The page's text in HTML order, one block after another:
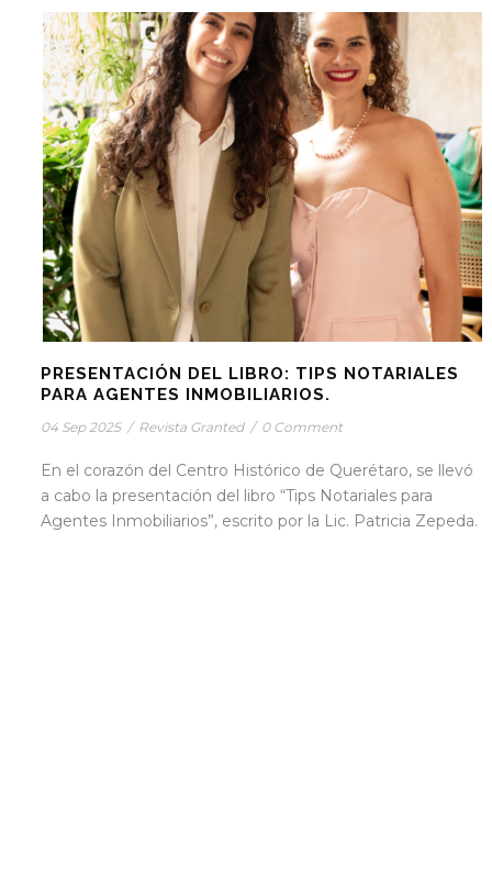
PRESENTACIÓN DEL LIBRO: TIPS NOTARIALES
PARA AGENTES INMOBILIARIOS.
04 Sep 2025 / Revista Granted / 0 Comment
En el corazón del Centro Histórico de Querétaro, se llevó
a cabo la presentación del libro “Tips Notariales para
Agentes Inmobiliarios”, escrito por la Lic. Patricia Zepeda.